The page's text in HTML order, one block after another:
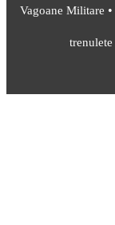
Vagoane Militare •
trenulete